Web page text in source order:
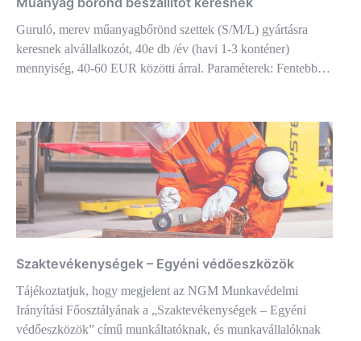
Guruló, merev műanyagbőrönd szettek (S/M/L) gyártásra
keresnek alvállalkozót, 40e db /év (havi 1-3 konténer)
mennyiség, 40-60 EUR közötti árral. Paraméterek: Fentebb…
Szaktevékenységek – Egyéni védőeszközök
Tájékoztatjuk, hogy megjelent az NGM Munkavédelmi
Irányítási Főosztályának a „Szaktevékenységek – Egyéni
védőeszközök” című munkáltatóknak, és munkavállalóknak